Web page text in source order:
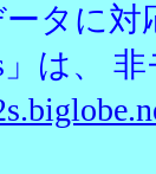
タに対
」は、